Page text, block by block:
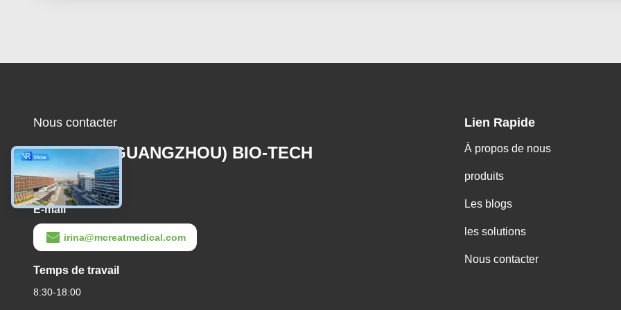
Nous contacter
MCREAT (GUANGZHOU) BIO-TECH
CO.,LTD
E-mail
irina@mcreatmedical.com
Temps de travail
8:30-18:00
Lien Rapide
À propos de nous
produits
Les blogs
les solutions
Nous contacter